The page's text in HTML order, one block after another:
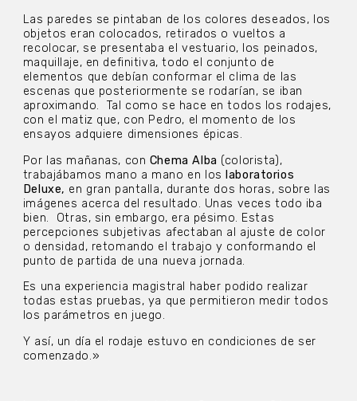
Las paredes se pintaban de los colores deseados, los
objetos eran colocados, retirados o vueltos a
recolocar, se presentaba el vestuario, los peinados,
maquillaje, en definitiva, todo el conjunto de
elementos que debían conformar el clima de las
escenas que posteriormente se rodarían, se iban
aproximando.
Tal como se hace en todos los rodajes,
con el matiz que, con Pedro, el momento de los
ensayos adquiere dimensiones épicas.
Por las mañanas, con Chema Alba (colorista),
trabajábamos mano a mano en los laboratorios
Deluxe, en gran pantalla, durante dos horas, sobre las
imágenes acerca del resultado. Unas veces todo iba
bien.
Otras, sin embargo, era pésimo. Estas
percepciones subjetivas afectaban al ajuste de color
o densidad, retomando el trabajo y conformando el
punto de partida de una nueva jornada.
Es una experiencia magistral haber podido realizar
todas estas pruebas, ya que permitieron medir todos
los parámetros en juego.
Y así, un día el rodaje estuvo en condiciones de ser
comenzado.»